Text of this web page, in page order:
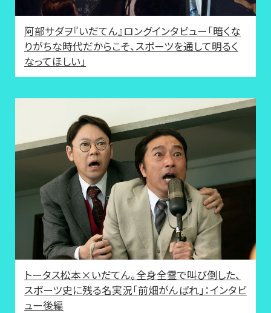
阿部サダヲ『いだてん』ロングインタビュー「暗くな
りがちな時代だからこそ、スポーツを通して明るく
なってほしい」
トータス松本×いだてん。全身全霊で叫び倒した、
スポーツ史に残る名実況「前畑がんばれ」：インタビ
ュー後編